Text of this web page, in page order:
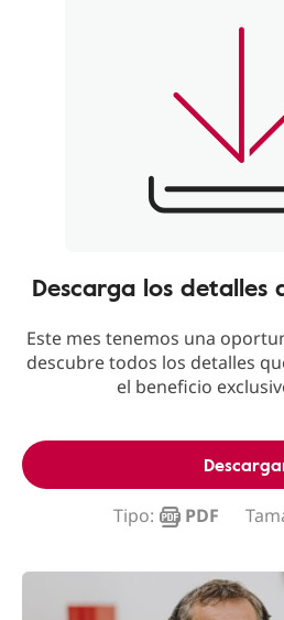
Descarga los
Este mes tenemos una
descubre todos los detalles
el beneficio
Tipo: PDF